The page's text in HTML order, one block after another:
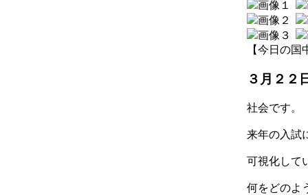
【今日の国
３月２
社会です。
来年の入試
可視化して
何をどのよ